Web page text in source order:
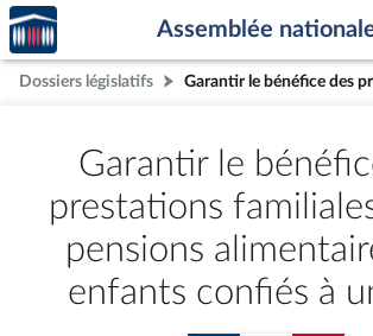
Aller au contenu
Aller en bas de la page
Accèder
à la
page
d'accueil
Assemblée
Dossiers législatifs
Garantir le
prestations
pensions
enfants confiés à